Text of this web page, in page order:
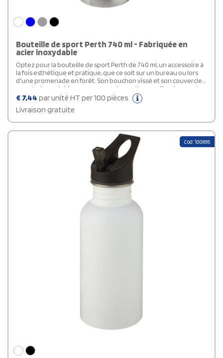
Bouteille de sport Perth 740 ml - Fabriquée en
acier inoxydable
Optez pour la bouteille de sport Perth de 740 ml, un accessoire à
la fois esthétique et pratique, que ce soit sur un bureau ou lors
d'une promenade en forêt. Son bouchon vissé et son couvercle
en acier inoxydable avec une sangle en silicone offrent une prise
en main confortable et la rendent facile à transporter, évitant
ainsi toute perte du bouchon. Avec son design bicolore blanc et
argenté, cette bouteille de sport personnalisable est très
élégante et vous permettra une personnalisation optimale.
€ 7,44 par unité HT per 100 pièces
Livraison gratuite
Cod: 100695